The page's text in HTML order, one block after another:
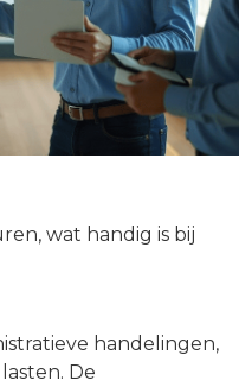
wat handig is bij
handelingen,
De